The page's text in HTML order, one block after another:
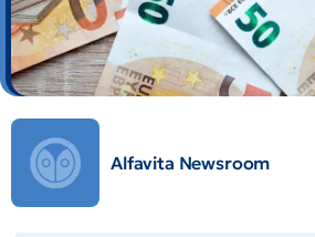
Alfavita Newsroom